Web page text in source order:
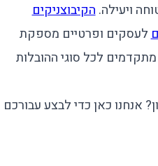
ויעילה.הקיבוצניקים
לעסקים ופרטיים מספקת
לכל סוגי ההובלות
אנחנו כאן כדי לבצע עבורכם